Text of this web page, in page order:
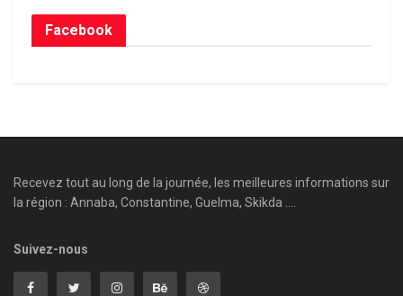
Facebook
Recevez tout au long de la journée, les meilleures informations sur
la région : Annaba, Constantine, Guelma, Skikda ....
Suivez-nous